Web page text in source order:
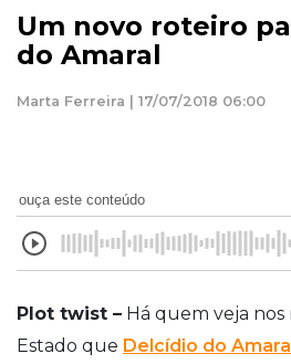
Um novo roteiro
do Amaral
Marta Ferreira | 17/07/2018 06:00
ouça este conteúdo
Plot twist – Há quem veja
Estado que Delcídio do